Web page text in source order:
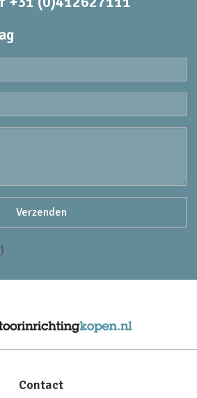
Contact